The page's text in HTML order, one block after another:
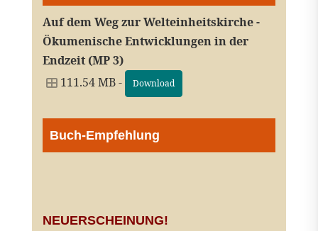
Auf dem Weg zur Welteinheitskirche -
Ökumenische Entwicklungen in der
Endzeit (MP 3)
111.54 MB -
Download
Buch-Empfehlung
NEUERSCHEINUNG!